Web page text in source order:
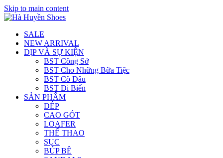
Skip to main content
SALE
NEW ARRIVAL
DỊP VÀ SỰ KIỆN
BST Công Sở
BST Cho Những Bữa Tiệc
BST Cô Dâu
BST Đi Biển
SẢN PHẨM
DÉP
CAO GÓT
LOAFER
THỂ THAO
SỤC
BÚP BÊ